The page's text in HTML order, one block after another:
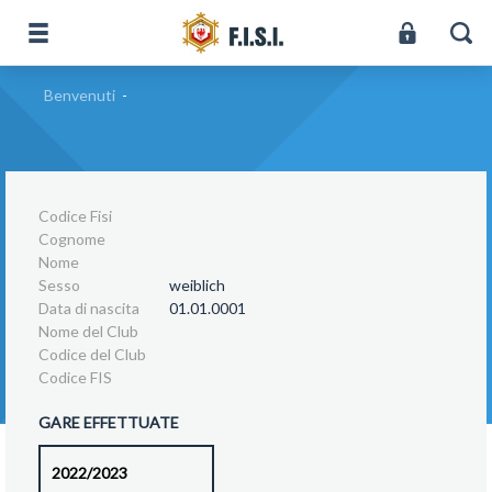
Benvenuti -
Codice Fisi
Cognome
Nome
Sesso
weiblich
Data di nascita
01.01.0001
Nome del Club
Codice del Club
Codice FIS
GARE EFFETTUATE